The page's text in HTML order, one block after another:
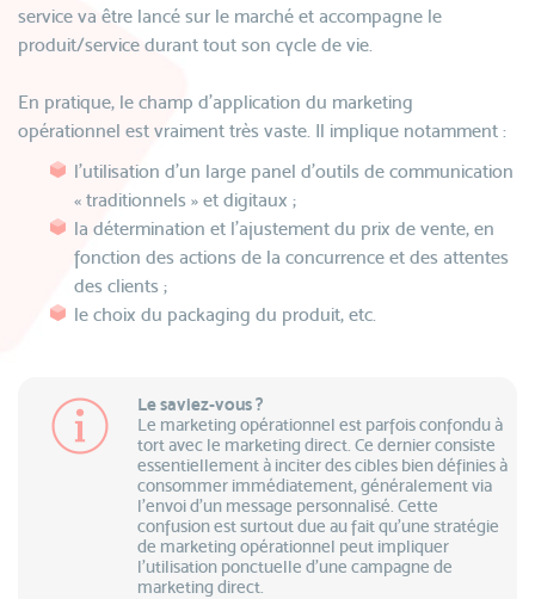
service va être lancé sur le marché et accompagne le
produit/service durant tout son cycle de vie.
En pratique, le champ d’application du marketing
opérationnel est vraiment très vaste. Il implique notamment :
l’utilisation d’un large panel d’outils de communication
« traditionnels » et digitaux ;
la détermination et l’ajustement du prix de vente, en
fonction des actions de la concurrence et des attentes
des clients ;
le choix du packaging du produit, etc.
Le saviez-vous ?
Le marketing opérationnel est parfois confondu à
tort avec le marketing direct. Ce dernier consiste
essentiellement à inciter des cibles bien définies à
consommer immédiatement, généralement via
l’envoi d’un message personnalisé. Cette
confusion est surtout due au fait qu’une stratégie
de marketing opérationnel peut impliquer
l’utilisation ponctuelle d’une campagne de
marketing direct.